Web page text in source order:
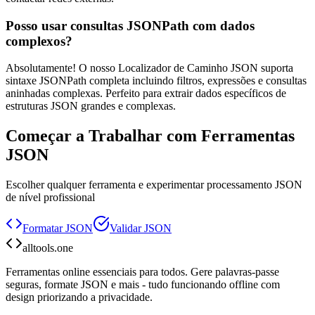
Posso usar consultas JSONPath com dados
complexos?
Absolutamente! O nosso Localizador de Caminho JSON suporta
sintaxe JSONPath completa incluindo filtros, expressões e consultas
aninhadas complexas. Perfeito para extrair dados específicos de
estruturas JSON grandes e complexas.
Começar a Trabalhar com Ferramentas
JSON
Escolher qualquer ferramenta e experimentar processamento JSON
de nível profissional
Formatar JSON
Validar JSON
alltools.one
Ferramentas online essenciais para todos. Gere palavras-passe
seguras, formate JSON e mais - tudo funcionando offline com
design priorizando a privacidade.